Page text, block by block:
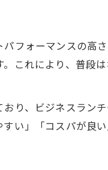
叶う神田焼肉で贅沢
肉ランチで贅沢な時
質ランチを個室で楽
焼肉個室ランチの活
フォーマンスの高
これにより、普段
り、ビジネスラン
い」「コスパが良